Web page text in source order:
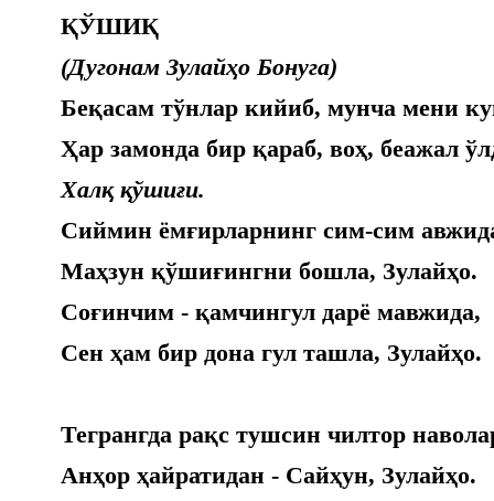
ҚЎШИҚ
(Дугонам Зулайҳо Бонуга)
Беқасам тўнлар кийиб, мунча мени
Ҳар замонда бир қараб, воҳ, беажал
Халқ қўшиғи.
Сиймин ёмғирларнинг сим-сим
Маҳзун қўшиғингни бошла, Зулайҳо.
Соғинчим - қамчингул дарё мавжида,
Сен ҳам бир дона гул ташла, Зулайҳо.
Тегрангда рақс тушсин чилтор
Анҳор ҳайратидан - Сайҳун, Зулайҳо.